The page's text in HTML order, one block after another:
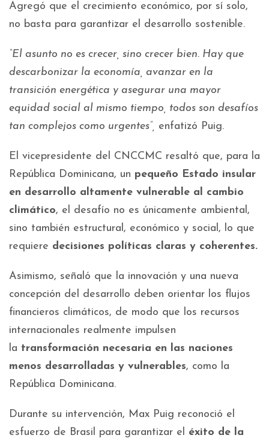
Agregó que el crecimiento económico, por sí solo,
no basta para garantizar el desarrollo sostenible.
“El asunto no es crecer, sino crecer bien. Hay que
descarbonizar la economía, avanzar en la
transición energética y asegurar una mayor
equidad social al mismo tiempo, todos son desafíos
tan complejos como urgentes”, enfatizó Puig.
El vicepresidente del CNCCMC resaltó que, para la
República Dominicana, un pequeño Estado insular
en desarrollo altamente vulnerable al cambio
climático, el desafío no es únicamente ambiental,
sino también estructural, económico y social, lo que
requiere decisiones políticas claras y coherentes.
Asimismo, señaló que la innovación y una nueva
concepción del desarrollo deben orientar los flujos
financieros climáticos, de modo que los recursos
internacionales realmente impulsen
la transformación necesaria en las naciones
menos desarrolladas y vulnerables, como la
República Dominicana.
Durante su intervención, Max Puig reconoció el
esfuerzo de Brasil para garantizar el éxito de la